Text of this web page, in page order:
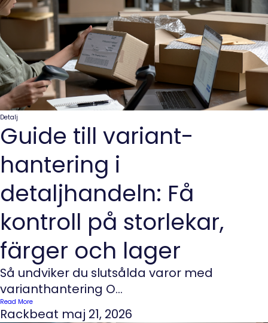
Detalj
Guide till variant­
hantering i
detaljhandeln: Få
kontroll på storlekar,
färger och lager
Så undviker du slutsålda varor med
varianthantering O...
Read More
Rackbeat maj 21, 2026